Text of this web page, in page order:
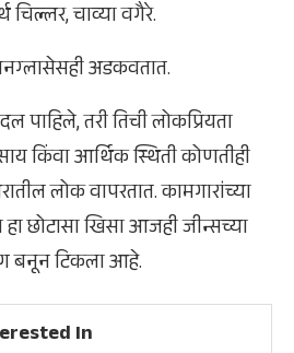
चिल्लर, चाव्या वगैरे.
अडकवतात.
तरी तिची लोकप्रियता
किंवा आर्थिक स्थिती कोणतीही
लोक वापरतात. कामगारांच्या
छोटासा खिसा आजही जीन्सच्या
बनून टिकला आहे.
In